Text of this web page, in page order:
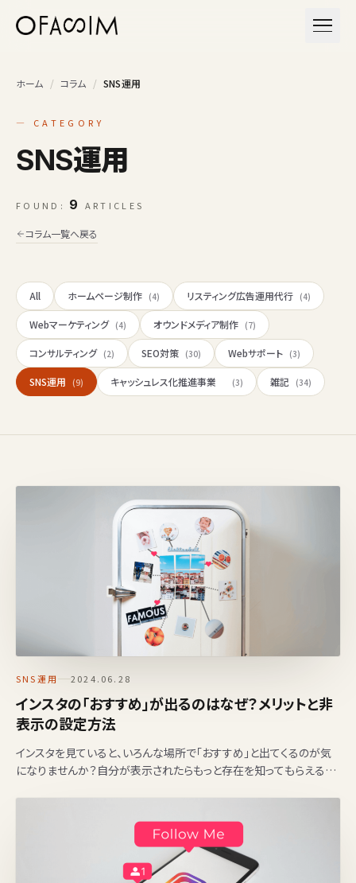
メニ
ホーム / コラム / SNS運用
— CATEGORY
SNS運用
FOUND: 9 ARTICLES
コラム一覧へ戻る
All ホームページ制作 (4) リスティング広告運用代行 (4)
Webマーケティング (4) オウンドメディア制作 (7)
コンサルティング (2) SEO対策 (30) Webサポート (3)
SNS運用 (9) キャッシュレス化推進事業 (3) 雑記 (34)
SNS運用 2024.06.28
インスタの「おすすめ」が出るのはなぜ？メリットと非
表示の設定方法
インスタを見ていると、いろんな場所で「おすすめ」と出てくるのが気
になりませんか？自分が表示されたらもっと存在を知ってもらえるの